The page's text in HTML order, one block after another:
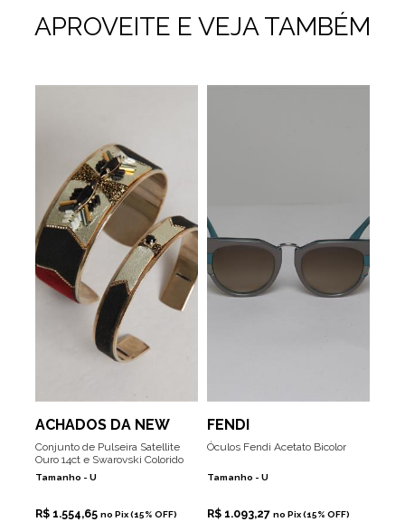
APROVEITE E VEJA TAMBÉM
ACHADOS DA NEW
Conjunto de Pulseira Satellite
Ouro 14ct e Swarovski Colorido
Tamanho - U
R$ 1.554,65 no Pix (15% OFF)
FENDI
Óculos Fendi Acetato Bicolor
Tamanho - U
R$ 1.093,27 no Pix (15% OFF)